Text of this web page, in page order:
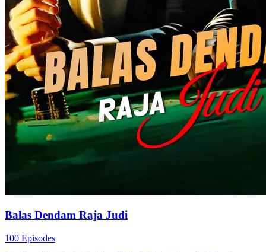
Balas Dendam Raja Judi
100 Episodes